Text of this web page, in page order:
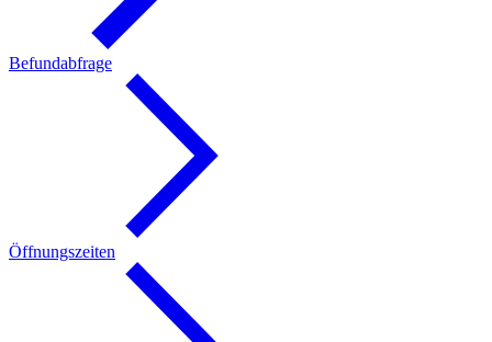
Befundabfrage
Öffnungszeiten